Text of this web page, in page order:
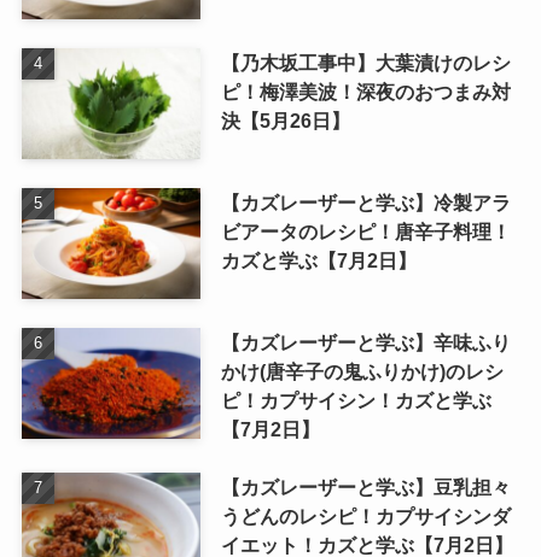
【乃木坂工事中】大葉漬けのレシ
ピ！梅澤美波！深夜のおつまみ対
決【5月26日】
【カズレーザーと学ぶ】冷製アラ
ビアータのレシピ！唐辛子料理！
カズと学ぶ【7月2日】
【カズレーザーと学ぶ】辛味ふり
かけ(唐辛子の鬼ふりかけ)のレシ
ピ！カプサイシン！カズと学ぶ
【7月2日】
【カズレーザーと学ぶ】豆乳担々
うどんのレシピ！カプサイシンダ
イエット！カズと学ぶ【7月2日】